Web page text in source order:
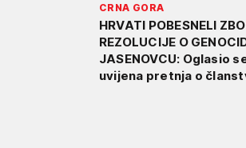
CRNA GORA
HRVATI POBESNELI
REZOLUCIJE O
JASENOVCU: Oglasio
uvijena pretnja o